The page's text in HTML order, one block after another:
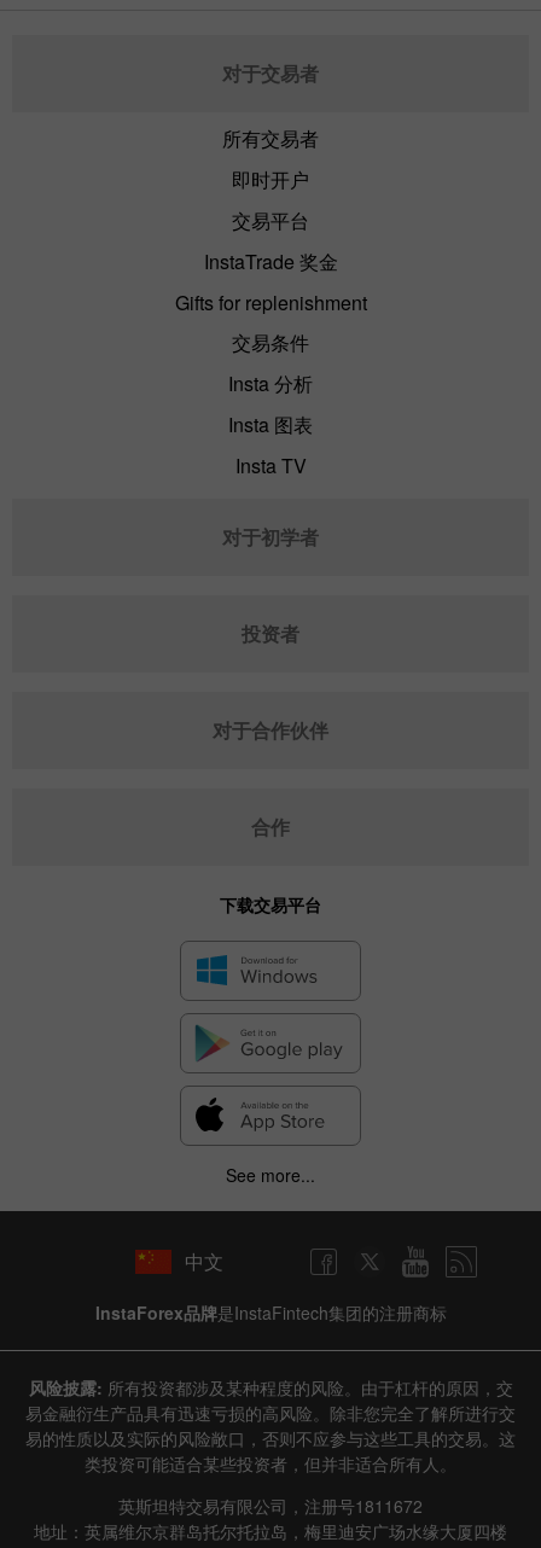
对于交易者
所有交易者
即时开户
交易平台
InstaTrade 奖金
Gifts for replenishment
交易条件
Insta 分析
Insta 图表
Insta TV
对于初学者
投资者
对于合作伙伴
合作
下载交易平台
See more...
中文
InstaForex品牌是InstaFintech集团的注册商标
风险披露: 所有投资都涉及某种程度的风险。由于杠杆的原因，交
易金融衍生产品具有迅速亏损的高风险。除非您完全了解所进行交
易的性质以及实际的风险敞口，否则不应参与这些工具的交易。这
类投资可能适合某些投资者，但并非适合所有人。
英斯坦特交易有限公司，注册号1811672
地址：英属维尔京群岛托尔托拉岛，梅里迪安广场水缘大厦四楼